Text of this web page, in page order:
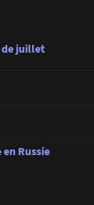
de juillet
Russie